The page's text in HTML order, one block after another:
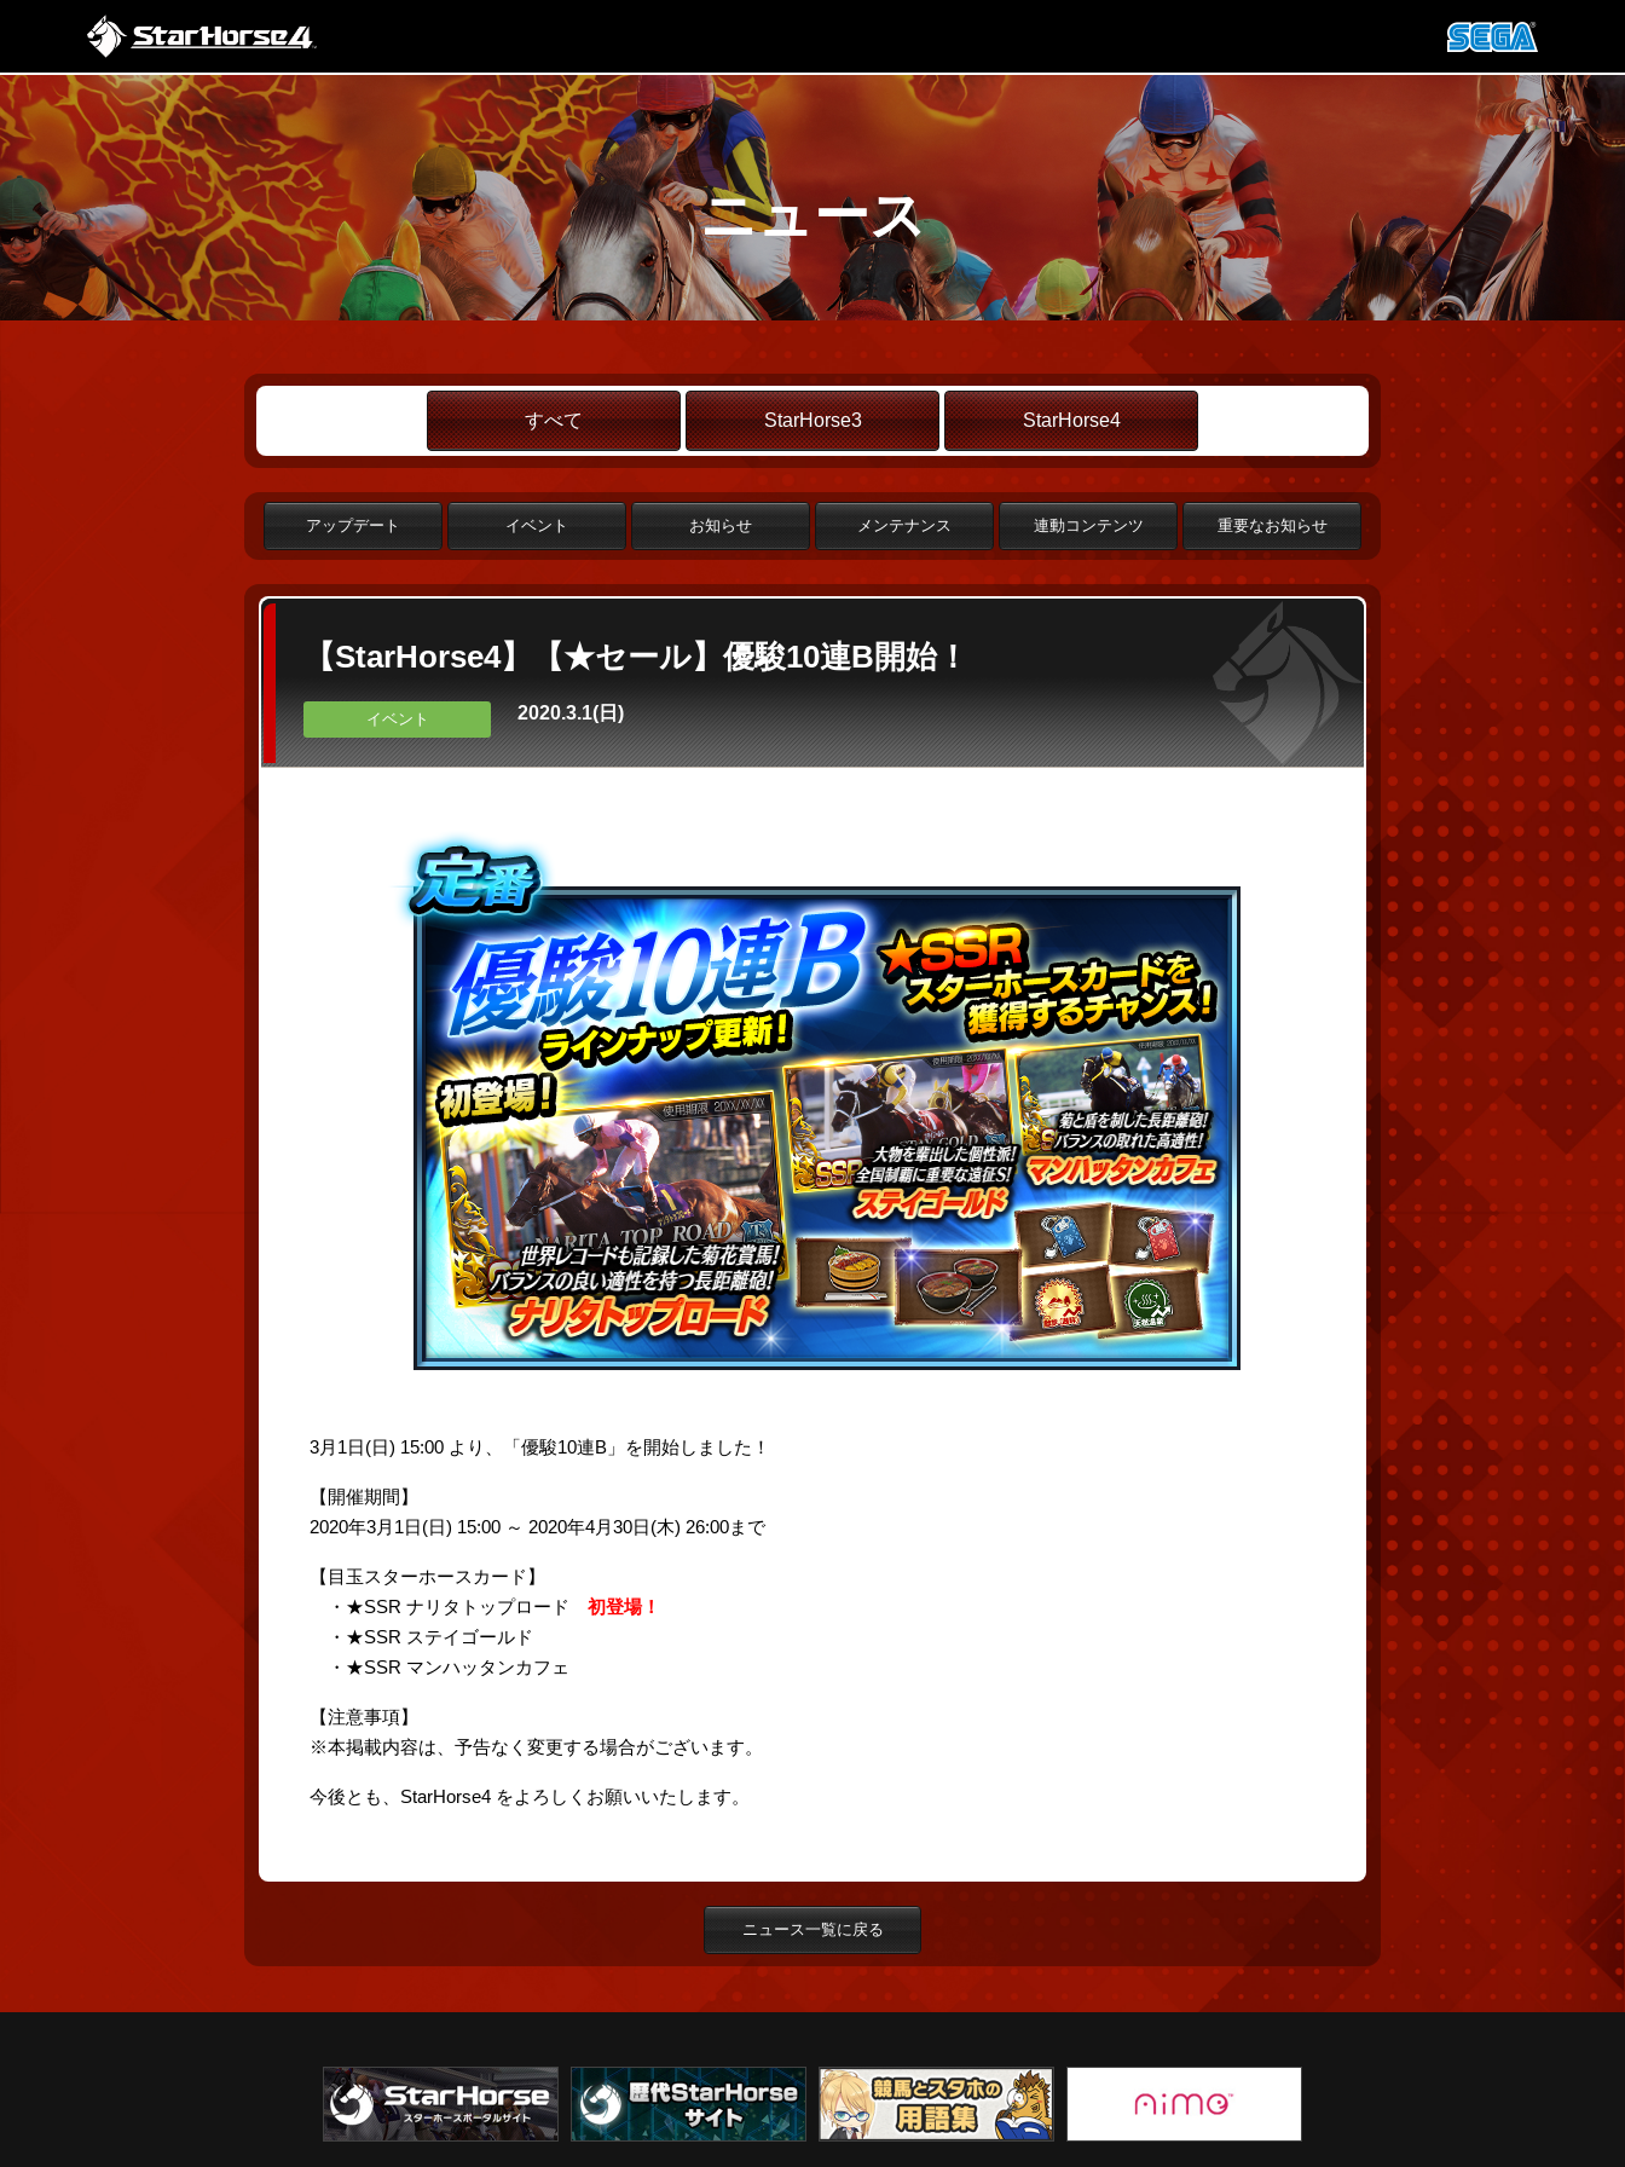
ニュース
すべて StarHorse3 StarHorse4
アップデート イベント お知らせ メンテナンス 連動コンテンツ 重要なお知らせ
【StarHorse4】【★セール】優駿10連B開始！
イベント 2020.3.1(日)
3月1日(日) 15:00 より、「優駿10連B」を開始しました！
【開催期間】
2020年3月1日(日) 15:00 ～ 2020年4月30日(木) 26:00まで
【目玉スターホースカード】
・★SSR ナリタトップロード 初登場！
・★SSR ステイゴールド
・★SSR マンハッタンカフェ
【注意事項】
※本掲載内容は、予告なく変更する場合がございます。
今後とも、StarHorse4 をよろしくお願いいたします。
ニュース一覧に戻る